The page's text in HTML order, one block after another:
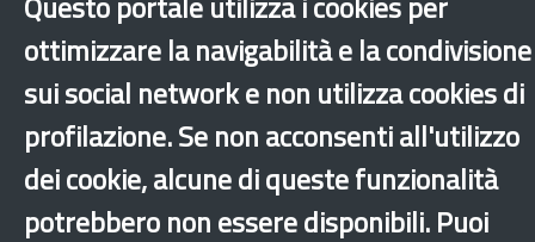
ottimizzare la navigabilità e la condivisione
sui social network e non utilizza cookies di
profilazione. Se non acconsenti all'utilizzo
dei cookie, alcune di queste funzionalità
potrebbero non essere disponibili. Puoi